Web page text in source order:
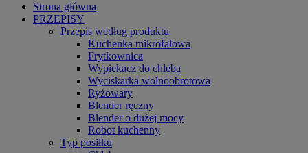
Strona główna
PRZEPISY
Przepis według produktu
Kuchenka mikrofalowa
Frytkownica
Wypiekacz do chleba
Wyciskarka wolnoobrotowa
Ryżowary
Blender ręczny
Blender o dużej mocy
Robot kuchenny
Typ posiłku